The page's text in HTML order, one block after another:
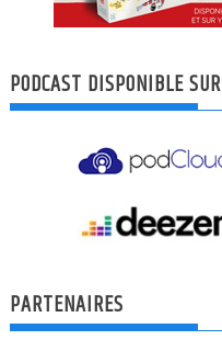
PODCAST DISPONIBLE SUR
PARTENAIRES